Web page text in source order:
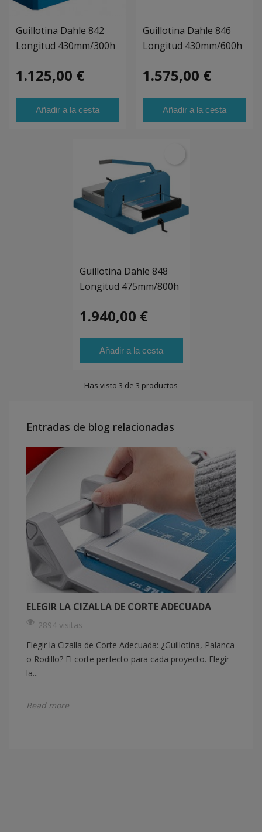
Guillotina Dahle 842
Longitud 430mm/300h
1.125,00 €
Añadir a la cesta
Guillotina Dahle 846
Longitud 430mm/600h
1.575,00 €
Añadir a la cesta
Guillotina Dahle 848
Longitud 475mm/800h
1.940,00 €
Añadir a la cesta
Has visto 3 de 3 productos
Entradas de blog relacionadas
ELEGIR LA CIZALLA DE CORTE ADECUADA
2894 visitas
Elegir la Cizalla de Corte Adecuada: ¿Guillotina, Palanca
o Rodillo? El corte perfecto para cada proyecto. Elegir
la...
Read more